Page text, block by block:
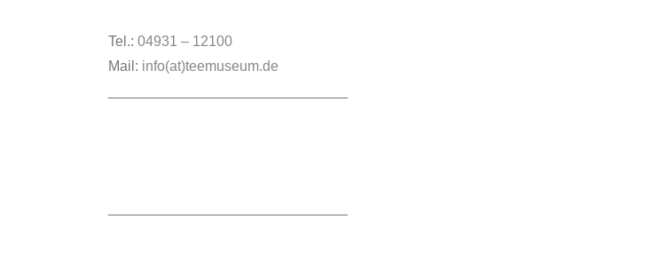
Tel.: 04931 – 12100
Mail: info(at)teemuseum.de